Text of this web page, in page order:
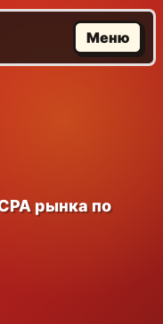
Меню
рынка по